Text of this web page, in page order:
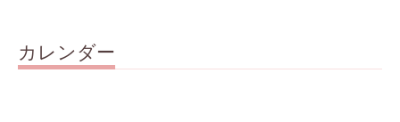
カレンダー